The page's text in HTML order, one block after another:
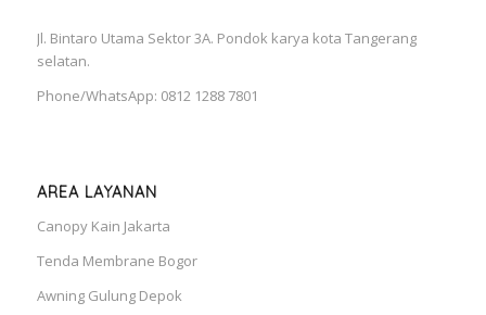
Jl. Bintaro Utama Sektor 3A. Pondok karya kota Tangerang
selatan.
Phone/WhatsApp: 0812 1288 7801
AREA LAYANAN
Canopy Kain Jakarta
Tenda Membrane Bogor
Awning Gulung Depok